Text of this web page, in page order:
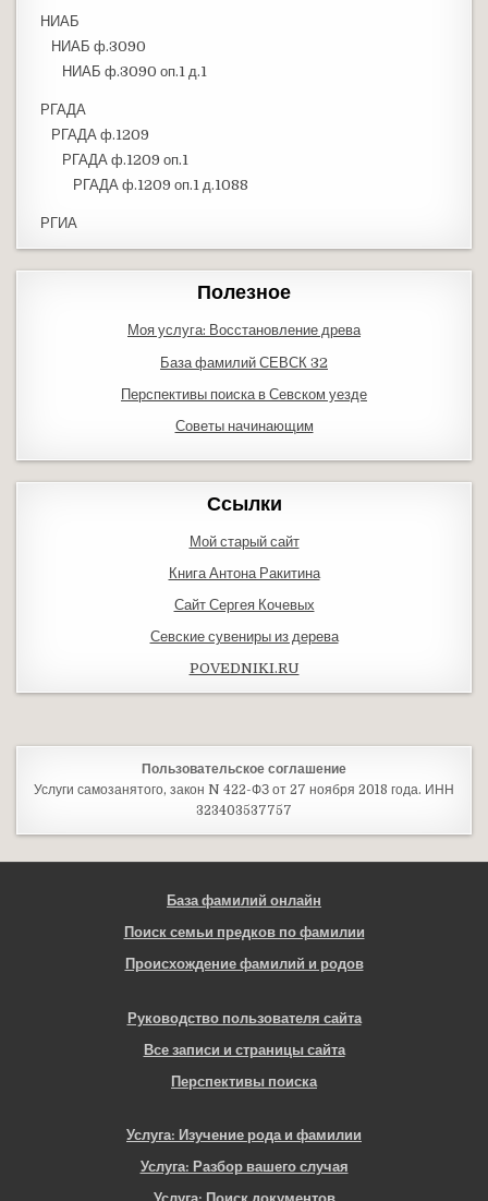
НИАБ
НИАБ ф.3090
НИАБ ф.3090 оп.1 д.1
РГАДА
РГАДА ф.1209
РГАДА ф.1209 оп.1
РГАДА ф.1209 оп.1 д.1088
РГИА
Полезное
Моя услуга: Восстановление древа
База фамилий СЕВСК 32
Перспективы поиска в Севском уезде
Советы начинающим
Ссылки
Мой старый сайт
Книга Антона Ракитина
Сайт Сергея Кочевых
Севские сувениры из дерева
POVEDNIKI.RU
Пользовательское соглашение
Услуги самозанятого, закон N 422-ФЗ от 27 ноября 2018 года. ИНН
323403537757
База фамилий онлайн
Поиск семьи предков по фамилии
Происхождение фамилий и родов
Руководство пользователя сайта
Все записи и страницы сайта
Перспективы поиска
Услуга: Изучение рода и фамилии
Услуга: Разбор вашего случая